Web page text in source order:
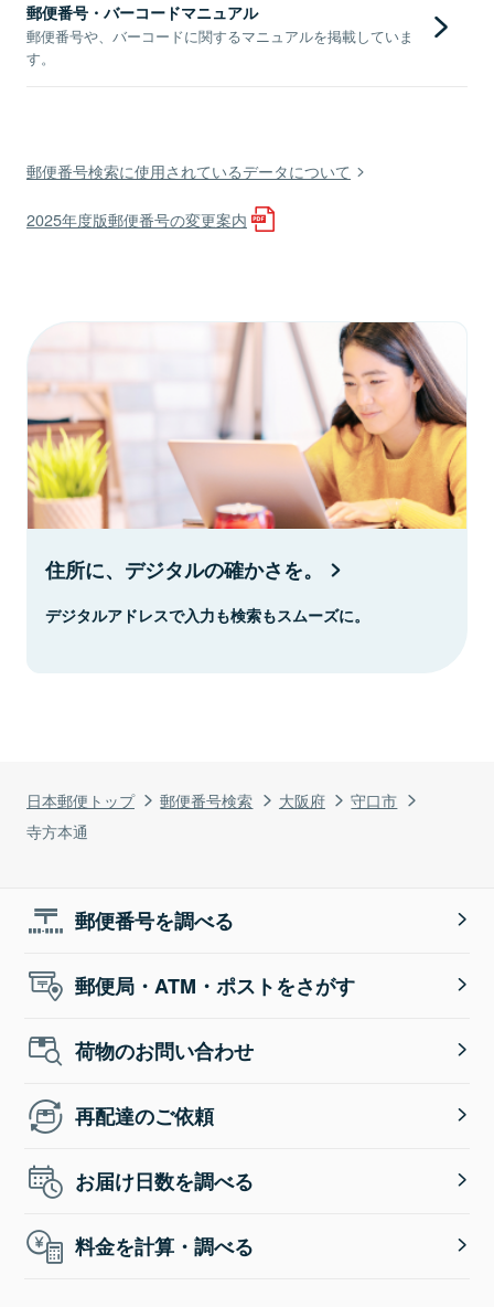
日本郵便トップ 郵便番号検索 大阪府
守口市
寺方本通
郵便番号・バーコードマニュアル
郵便番号や、バーコードに関するマニュアルを掲載していま
す。
郵便番号検索に使用されているデータについて
2025年度版郵便番号の変更案内
住所に、デジタルの確かさを。
デジタルアドレスで入力も検索もスムーズに。
郵便番号を調べる
郵便局・ATM・ポストをさがす
荷物のお問い合わせ
再配達のご依頼
お届け日数を調べる
料金を計算・調べる